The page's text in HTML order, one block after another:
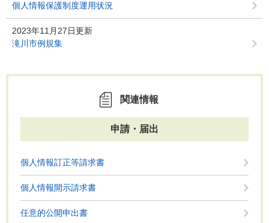
個人情報保護制度運用状況
2023年11月27日更新
滝川市例規集
関連情報
申請・届出
個人情報訂正等請求書
個人情報開示請求書
任意的公開申出書